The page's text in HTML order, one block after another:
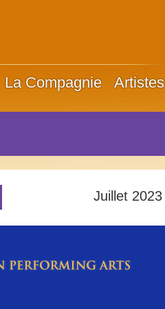
La Compagnie Artistes
Juillet 2023